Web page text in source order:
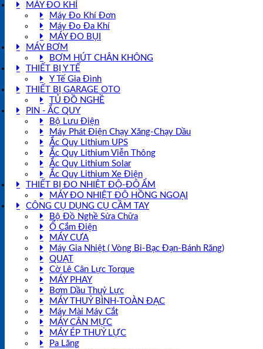
MÁY ĐO KHÍ
Máy Đo Khí Đơn
Máy Đo Đa Khí
MÁY ĐO BỤI
MÁY BƠM
BƠM HÚT CHÂN KHÔNG
THIẾT BỊ Y TẾ
Y Tế Gia Đình
THIẾT BỊ GARAGE OTO
TỦ ĐỒ NGHỀ
PIN - ẮC QUY
Bộ Lưu Điện
Máy Phát Điện Chạy Xăng-Chạy Dầu
Ắc Quy Lithium UPS
Ắc Quy Lithium Viễn Thông
Ắc Quy Lithium Solar
Ắc Quy Lithium Xe Điện
THIẾT BỊ ĐO NHIỆT ĐỘ-ĐỘ ẨM
MÁY ĐO NHIỆT ĐỘ HỒNG NGOẠI
CÔNG CỤ DỤNG CỤ CẦM TAY
Bộ Đồ Nghề Sửa Chữa
Ổ Cắm Điện
MÁY CƯA
Máy Gia Nhiệt ( Vòng Bi-Bạc Đạn-Bánh Răng)
QUẠT
Cờ Lê Cân Lực Torque
MÁY PHAY
Bơm Dầu Thuỷ Lực
MÁY THUỶ BÌNH-TOÀN ĐẠC
Máy Mài Máy Cắt
MÁY CÂN MỰC
MÁY ÉP THUỶ LỰC
Pa Lăng